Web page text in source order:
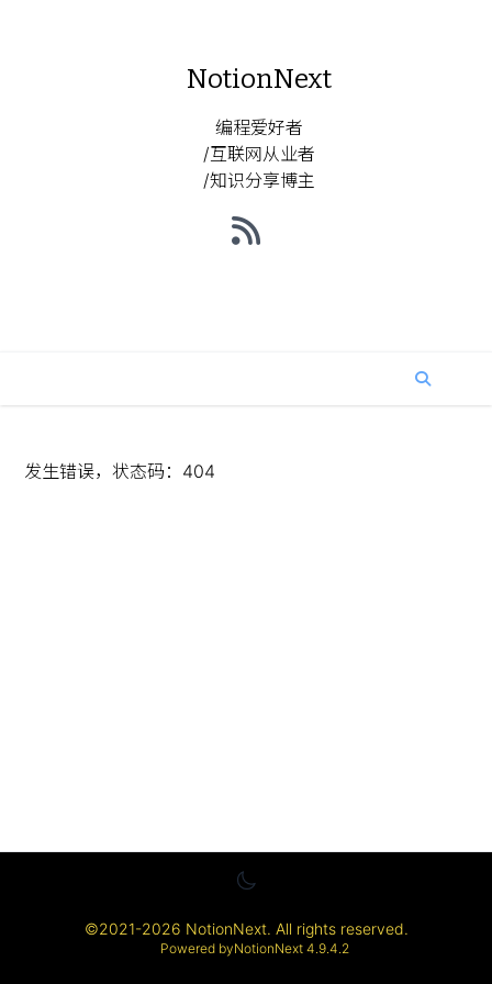
NotionNext
编程爱好者
/互联网从业者
/知识分享博主
发生错误，状态码： 404
©2021-2026 NotionNext. All rights reserved.
Powered byNotionNext 4.9.4.2